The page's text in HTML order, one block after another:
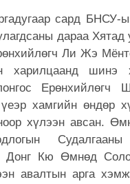
сард БНСУ-
дараа
Ли Жэ
харилцаанд шинэ
Ерөнхийлөгч
хамгийн өндөр
хүлээн авсан.
Судалгааны
Донг Кю Өмнөд
авалтын арга